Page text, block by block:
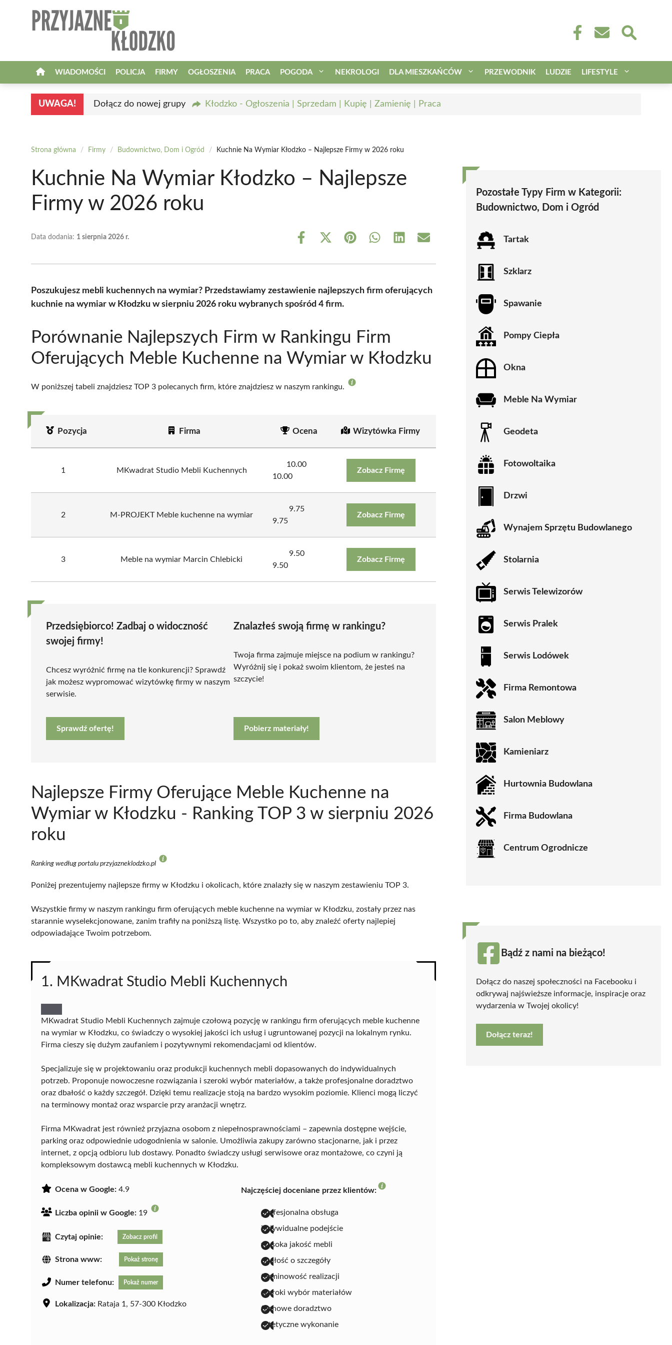
WIADOMOŚCI POLICJA FIRMY OGŁOSZENIA PRACA POGODA NEKROLOGI DLA MIESZKAŃCÓW PRZEWODNIK LUDZIE LIFESTYLE
UWAGA! Dołącz do nowej grupy Kłodzko - Ogłoszenia | Sprzedam | Kupię | Zamienię | Praca
Strona główna / Firmy / Budownictwo, Dom i Ogród / Kuchnie Na Wymiar Kłodzko – Najlepsze Firmy w 2026 roku
Kuchnie Na Wymiar Kłodzko – Najlepsze
Firmy w 2026 roku
Data dodania: 1 sierpnia 2026 r.
Share
Share
(Twitter)
Share Share Share Share
Poszukujesz mebli kuchennych na wymiar? Przedstawiamy zestawienie najlepszych firm oferujących
kuchnie na wymiar w Kłodzku w sierpniu 2026 roku wybranych spośród 4 firm.
Porównanie Najlepszych Firm w Rankingu Firm
Oferujących Meble Kuchenne na Wymiar w Kłodzku
W poniższej tabeli znajdziesz TOP 3 polecanych firm, które znajdziesz w naszym rankingu.
Pozycja Firma Ocena Wizytówka Firmy
1 MKwadrat Studio Mebli Kuchennych
10.00
10.00
Zobacz Firmę
2 M-PROJEKT Meble kuchenne na wymiar
9.75
9.75
Zobacz Firmę
3 Meble na wymiar Marcin Chlebicki
9.50
9.50
Zobacz Firmę
Przedsiębiorco! Zadbaj o widoczność
swojej firmy!
Chcesz wyróżnić firmę na tle konkurencji? Sprawdź
jak możesz wypromować wizytówkę firmy w naszym
serwisie.
Sprawdź ofertę!
Znalazłeś swoją firmę w rankingu?
Twoja firma zajmuje miejsce na podium w rankingu?
Wyróżnij się i pokaż swoim klientom, że jesteś na
szczycie!
Pobierz materiały!
Najlepsze Firmy Oferujące Meble Kuchenne na
Wymiar w Kłodzku - Ranking TOP 3 w sierpniu 2026
roku
Ranking według portalu przyjazneklodzko.pl
Poniżej prezentujemy najlepsze firmy w Kłodzku i okolicach, które znalazły się w naszym zestawieniu TOP 3.
Wszystkie firmy w naszym rankingu firm oferujących meble kuchenne na wymiar w Kłodzku, zostały przez nas
starannie wyselekcjonowane, zanim trafiły na poniższą listę. Wszystko po to, aby znaleźć oferty najlepiej
odpowiadające Twoim potrzebom.
1. MKwadrat Studio Mebli Kuchennych
MKwadrat Studio Mebli Kuchennych zajmuje czołową pozycję w rankingu firm oferujących meble kuchenne
na wymiar w Kłodzku, co świadczy o wysokiej jakości ich usług i ugruntowanej pozycji na lokalnym rynku.
Firma cieszy się dużym zaufaniem i pozytywnymi rekomendacjami od klientów.
Specjalizuje się w projektowaniu oraz produkcji kuchennych mebli dopasowanych do indywidualnych
potrzeb. Proponuje nowoczesne rozwiązania i szeroki wybór materiałów, a także profesjonalne doradztwo
oraz dbałość o każdy szczegół. Dzięki temu realizacje stoją na bardzo wysokim poziomie. Klienci mogą liczyć
na terminowy montaż oraz wsparcie przy aranżacji wnętrz.
Firma MKwadrat jest również przyjazna osobom z niepełnosprawnościami – zapewnia dostępne wejście,
parking oraz odpowiednie udogodnienia w salonie. Umożliwia zakupy zarówno stacjonarne, jak i przez
internet, z opcją odbioru lub dostawy. Ponadto świadczy usługi serwisowe oraz montażowe, co czyni ją
kompleksowym dostawcą mebli kuchennych w Kłodzku.
Ocena w Google: 4.9
Liczba opinii w Google: 19
Czytaj opinie: Zobacz profil
Strona www: Pokaż stronę
Numer telefonu: Pokaż numer
Lokalizacja: Rataja 1, 57-300 Kłodzko
Najczęściej doceniane przez klientów:
profesjonalna obsługa
indywidualne podejście
wysoka jakość mebli
dbałość o szczegóły
terminowość realizacji
szeroki wybór materiałów
fachowe doradztwo
estetyczne wykonanie
Pozostałe Typy Firm w Kategorii:
Budownictwo, Dom i Ogród
Tartak
Szklarz
Spawanie
Pompy Ciepła
Okna
Meble Na Wymiar
Geodeta
Fotowoltaika
Drzwi
Wynajem Sprzętu Budowlanego
Stolarnia
Serwis Telewizorów
Serwis Pralek
Serwis Lodówek
Firma Remontowa
Salon Meblowy
Kamieniarz
Hurtownia Budowlana
Firma Budowlana
Centrum Ogrodnicze
Bądź z nami na bieżąco!
Dołącz do naszej społeczności na Facebooku i
odkrywaj najświeższe informacje, inspiracje oraz
wydarzenia w Twojej okolicy!
Dołącz teraz!